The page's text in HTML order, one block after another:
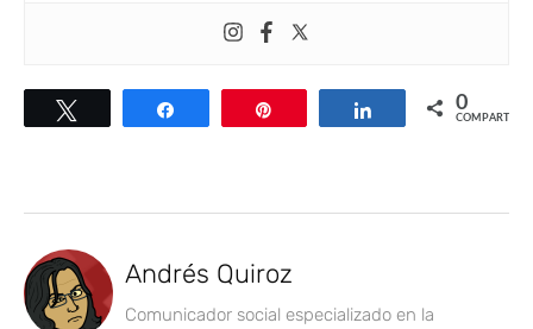
Compartir Compartir0
COMPARTIR
Andrés Quiroz
Comunicador social especializado en la